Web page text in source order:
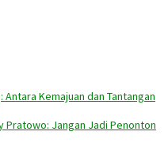
Kemajuan dan Tantangan
Pratowo: Jangan Jadi Penonton